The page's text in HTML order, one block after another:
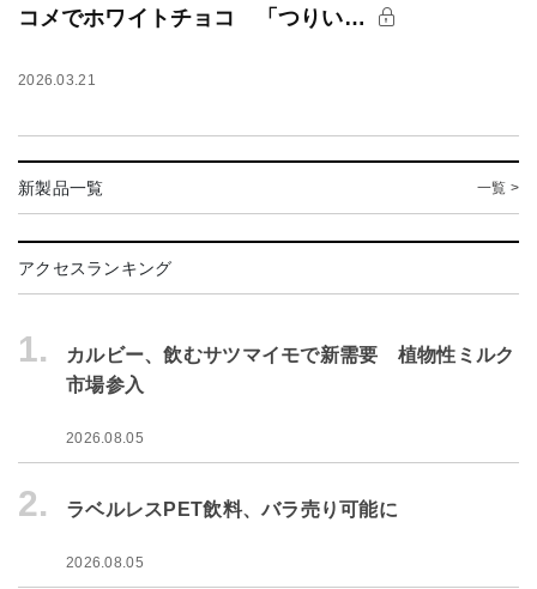
コメでホワイトチョコ 「つりい…
2026.03.21
新製品一覧 一覧 >
アクセスランキング
1.
カルビー、飲むサツマイモで新需要 植物性ミルク
市場参入
2026.08.05
2. ラベルレスPET飲料、バラ売り可能に
2026.08.05